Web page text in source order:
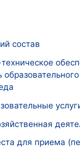
состав
для приема